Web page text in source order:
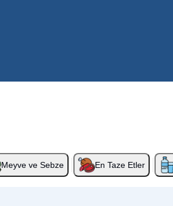
Meyve ve Sebze En Taze Etler